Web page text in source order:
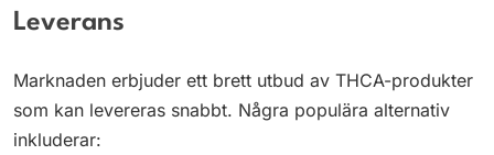
Leverans
Marknaden erbjuder ett brett utbud av THCA-produkter
som kan levereras snabbt. Några populära alternativ
inkluderar: